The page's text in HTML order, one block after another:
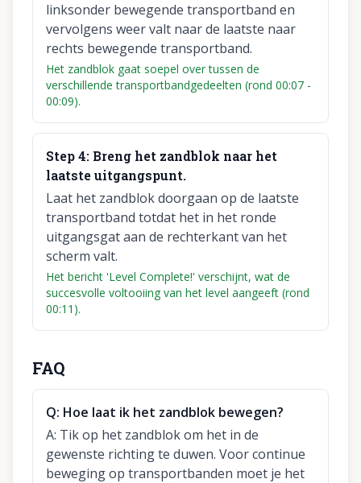
linksonder bewegende transportband en
vervolgens weer valt naar de laatste naar
rechts bewegende transportband.
Het zandblok gaat soepel over tussen de
verschillende transportbandgedeelten (rond 00:07 -
00:09).
Step4: Breng het zandblok naar het
laatste uitgangspunt.
Laat het zandblok doorgaan op de laatste
transportband totdat het in het ronde
uitgangsgat aan de rechterkant van het
scherm valt.
Het bericht 'Level Complete!' verschijnt, wat de
succesvolle voltooiing van het level aangeeft (rond
00:11).
FAQ
Q: Hoe laat ik het zandblok bewegen?
A: Tik op het zandblok om het in de
gewenste richting te duwen. Voor continue
beweging op transportbanden moet je het